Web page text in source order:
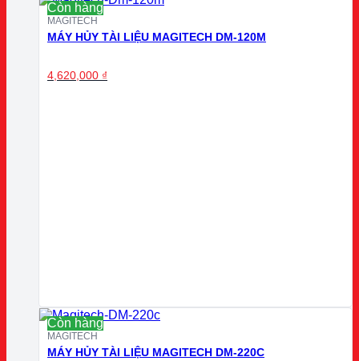
Còn hàng
MAGITECH
MÁY HỦY TÀI LIỆU MAGITECH DM-120M
4,620,000 ₫
Còn hàng
MAGITECH
MÁY HỦY TÀI LIỆU MAGITECH DM-220C